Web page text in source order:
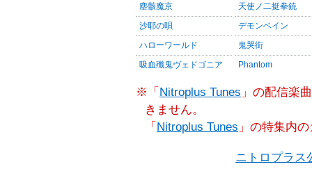
塵骸魔京 天使ノ二挺拳銃
沙耶の唄 デモンベイン
ハローワールド 鬼哭街
吸血殲鬼ヴェドゴニア Phantom
※「 Nitroplus Tunes 」の配信楽
きません。
「 Nitroplus Tunes 」の特集内
ニトロプラス